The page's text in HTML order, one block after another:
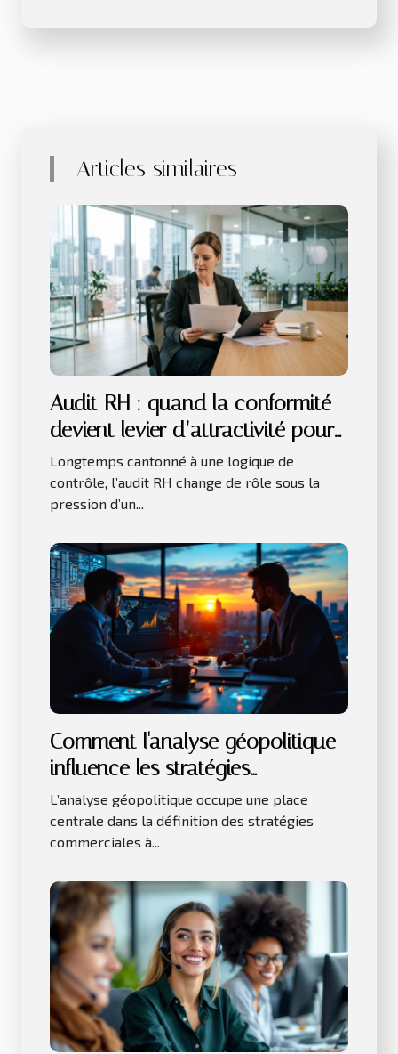
Articles similaires
Audit RH : quand la conformité
devient levier d’attractivité pour
les talents
Longtemps cantonné à une logique de
contrôle, l’audit RH change de rôle sous la
pression d’un...
Comment l'analyse géopolitique
influence les stratégies
commerciales ?
L’analyse géopolitique occupe une place
centrale dans la définition des stratégies
commerciales à...